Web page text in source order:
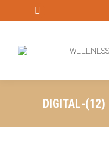
Instagram
new
WELLNESS
DIGITAL-(12)